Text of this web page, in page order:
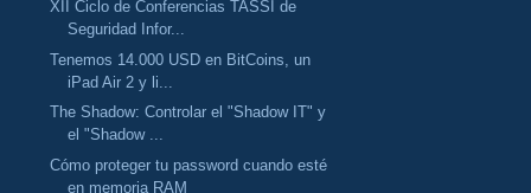
XII Ciclo de Conferencias TASSI de
Seguridad Infor...
Tenemos 14.000 USD en BitCoins, un
iPad Air 2 y li...
The Shadow: Controlar el "Shadow IT" y
el "Shadow ...
Cómo proteger tu password cuando esté
en memoria RAM